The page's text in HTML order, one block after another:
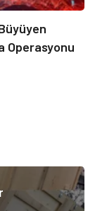
Operasyonu